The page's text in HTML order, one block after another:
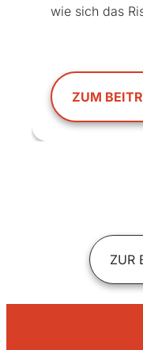
wie sich das
ZUM
ZUR